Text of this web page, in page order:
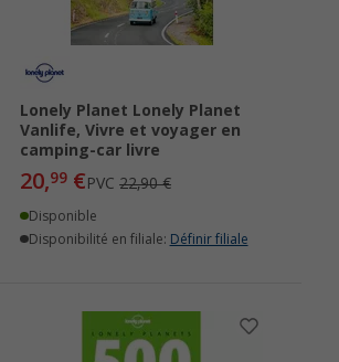
Lonely Planet Lonely Planet
Vanlife, Vivre et voyager en
camping-car livre
20,99 €PVC22,90 €
Disponible
Disponibilité en filiale: Définir filiale